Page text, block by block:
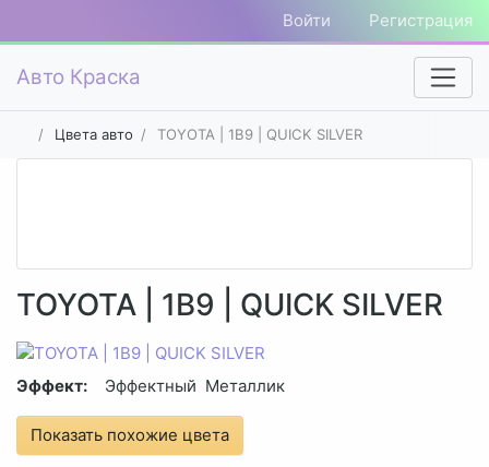
Войти Регистрация
Авто Краска
Цвета авто TOYOTA | 1B9 | QUICK SILVER
TOYOTA | 1B9 | QUICK SILVER
Эффект: Эффектный Металлик
Показать похожие цвета